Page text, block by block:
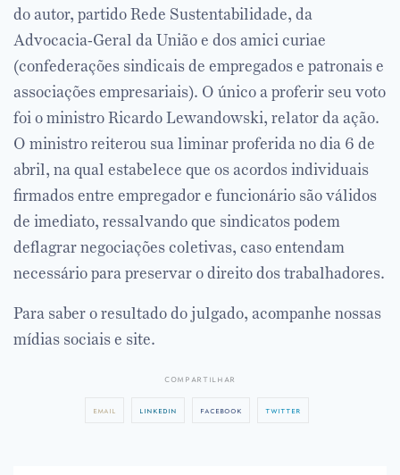
do autor, partido Rede Sustentabilidade, da
Advocacia-Geral da União e dos amici curiae
(confederações sindicais de empregados e patronais e
associações empresariais). O único a proferir seu voto
foi o ministro Ricardo Lewandowski, relator da ação.
O ministro reiterou sua liminar proferida no dia 6 de
abril, na qual estabelece que os acordos individuais
firmados entre empregador e funcionário são válidos
de imediato, ressalvando que sindicatos podem
deflagrar negociações coletivas, caso entendam
necessário para preservar o direito dos trabalhadores.
Para saber o resultado do julgado, acompanhe nossas
mídias sociais e site.
compartilhar
email linkedin facebook twitter